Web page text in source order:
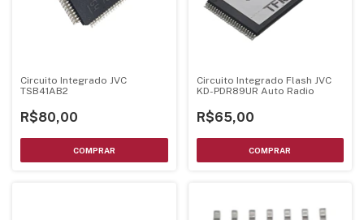
Circuito Integrado JVC
TSB41AB2
R$80,00
Circuito Integrado Flash JVC
KD-PDR89UR Auto Radio
R$65,00